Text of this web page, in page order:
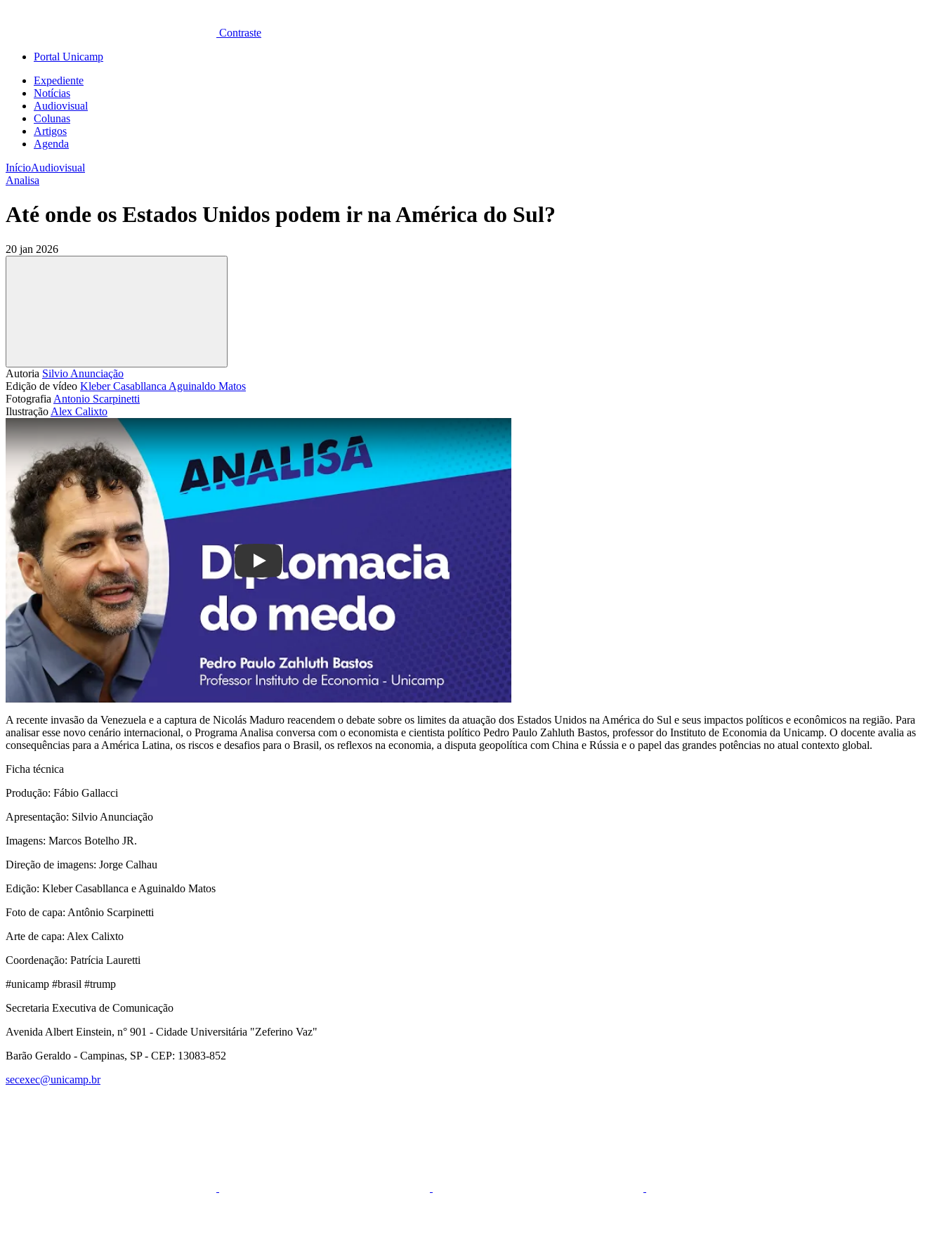
Contraste
Portal Unicamp
Expediente
Notícias
Audiovisual
Colunas
Artigos
Agenda
InícioAudiovisual
Analisa
Até onde os Estados Unidos podem ir na América do Sul?
20 jan 2026
Compartilhar
Autoria Silvio Anunciação
Edição de vídeo Kleber Casabllanca Aguinaldo Matos
Fotografia Antonio Scarpinetti
Ilustração Alex Calixto
Play
A recente invasão da Venezuela e a captura de Nicolás Maduro reacendem o debate sobre os limites da atuação dos Estados Unidos na América do Sul e seus impactos políticos e econômicos na região. Para
analisar esse novo cenário internacional, o Programa Analisa conversa com o economista e cientista político Pedro Paulo Zahluth Bastos, professor do Instituto de Economia da Unicamp. O docente avalia as
consequências para a América Latina, os riscos e desafios para o Brasil, os reflexos na economia, a disputa geopolítica com China e Rússia e o papel das grandes potências no atual contexto global.
Ficha técnica
Produção: Fábio Gallacci
Apresentação: Silvio Anunciação
Imagens: Marcos Botelho JR.
Direção de imagens: Jorge Calhau
Edição: Kleber Casabllanca e Aguinaldo Matos
Foto de capa: Antônio Scarpinetti
Arte de capa: Alex Calixto
Coordenação: Patrícia Lauretti
#unicamp #brasil #trump
Secretaria Executiva de Comunicação
Avenida Albert Einstein, n° 901 - Cidade Universitária "Zeferino Vaz"
Barão Geraldo - Campinas, SP - CEP: 13083-852
secexec@unicamp.br